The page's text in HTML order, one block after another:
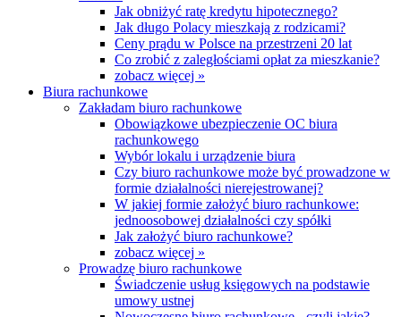
Jak obniżyć ratę kredytu hipotecznego?
Jak długo Polacy mieszkają z rodzicami?
Ceny prądu w Polsce na przestrzeni 20 lat
Co zrobić z zaległościami opłat za mieszkanie?
zobacz więcej »
Biura rachunkowe
Zakładam biuro rachunkowe
Obowiązkowe ubezpieczenie OC biura
rachunkowego
Wybór lokalu i urządzenie biura
Czy biuro rachunkowe może być prowadzone w
formie działalności nierejestrowanej?
W jakiej formie założyć biuro rachunkowe:
jednoosobowej działalności czy spółki
Jak założyć biuro rachunkowe?
zobacz więcej »
Prowadzę biuro rachunkowe
Świadczenie usług księgowych na podstawie
umowy ustnej